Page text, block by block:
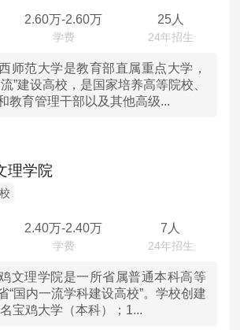
2.60万-2.60万 25人
师范大学是教育部直属重点大学，
”建设高校，是国家培养高等院校、
教育管理干部以及其他高级...
理学院
2.40万-2.40万 7人
文理学院是一所省属普通本科高等
“国内一流学科建设高校”。学校创建
宝鸡大学（本科）；1...